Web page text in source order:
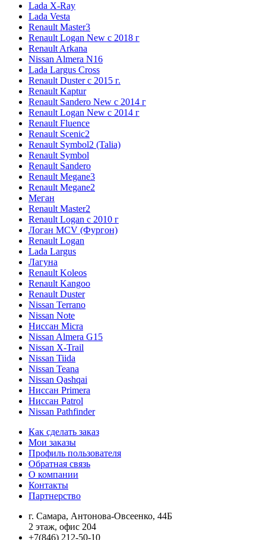
Lada X-Ray
Lada Vesta
Renault Master3
Renault Logan New с 2018 г
Renault Arkana
Nissan Almera N16
Lada Largus Cross
Renault Duster с 2015 г.
Renault Kaptur
Renault Sandero New с 2014 г
Renault Logan New с 2014 г
Renault Fluence
Renault Scenic2
Renault Symbol2 (Talia)
Renault Symbol
Renault Sandero
Renault Megane3
Renault Megane2
Меган
Renault Master2
Renault Logan c 2010 г
Логан МСV (Фургон)
Renault Logan
Lada Largus
Лагуна
Renault Koleos
Renault Kangoo
Renault Duster
Nissan Terrano
Nissan Note
Ниссан Micra
Nissan Almera G15
Nissan X-Trail
Nissan Tiida
Nissan Teana
Nissan Qashqai
Ниссан Primera
Ниссан Patrol
Nissan Pathfinder
Как сделать заказ
Мои заказы
Профиль пользователя
Обратная связь
О компании
Контакты
Партнерство
г. Самара, Антонова-Овсеенко, 44Б
2 этаж, офис 204
+7(846) 212-50-10